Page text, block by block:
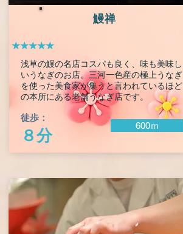
鰻禅
★★★★★
浅草の鰻の名店コスパも良く、味も美味し
いうなぎのお店。三河一色産の極上うなぎ
を使った美食家が集うと言われているほど
の本所にある老舗うなぎ店です。
徒歩：
８分
600ｍ